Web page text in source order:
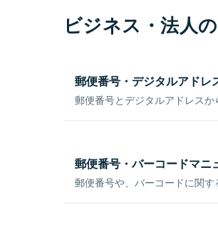
ビジネス・法人
郵便番号・デジタルアドレ
郵便番号とデジタルアドレスか
郵便番号・バーコードマニ
郵便番号や、バーコードに関す